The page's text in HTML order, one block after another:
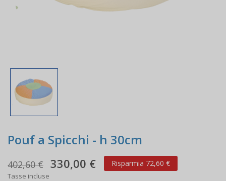
Pouf a Spicchi - h 30cm
402,60 € 330,00 € Risparmia 72,60 €
Tasse incluse